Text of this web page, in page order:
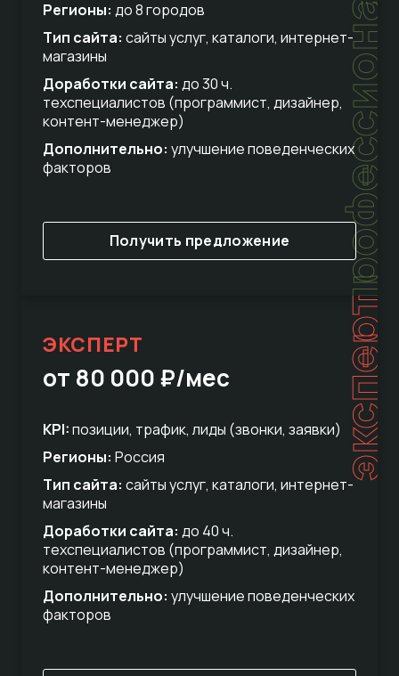
Регионы: до 8 городов
Тип сайта: сайты услуг, каталоги, интернет-
магазины
Доработки сайта: до 30 ч.
техспециалистов (программист, дизайнер,
контент-менеджер)
Дополнительно: улучшение поведенческих
факторов
Получить предложение
эксперт
ЭКСПЕРТ
от 80 000 ₽/мес
KPI:позиции, трафик, лиды (звонки, заявки)
Регионы: Россия
Тип сайта: сайты услуг, каталоги, интернет-
магазины
Доработки сайта: до 40 ч.
техспециалистов (программист, дизайнер,
контент-менеджер)
Дополнительно: улучшение поведенческих
факторов